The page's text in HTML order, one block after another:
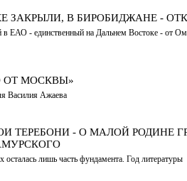
ЗАКРЫЛИ, В БИРОБИДЖАНЕ -
в ЕАО - единственный на Дальнем Востоке - от
ОТ МОСКВЫ»
Василия Ажаева
ТЕРЕБОНИ - О МАЛОЙ РОДИНЕ
лишь часть фундамента. Год литературы